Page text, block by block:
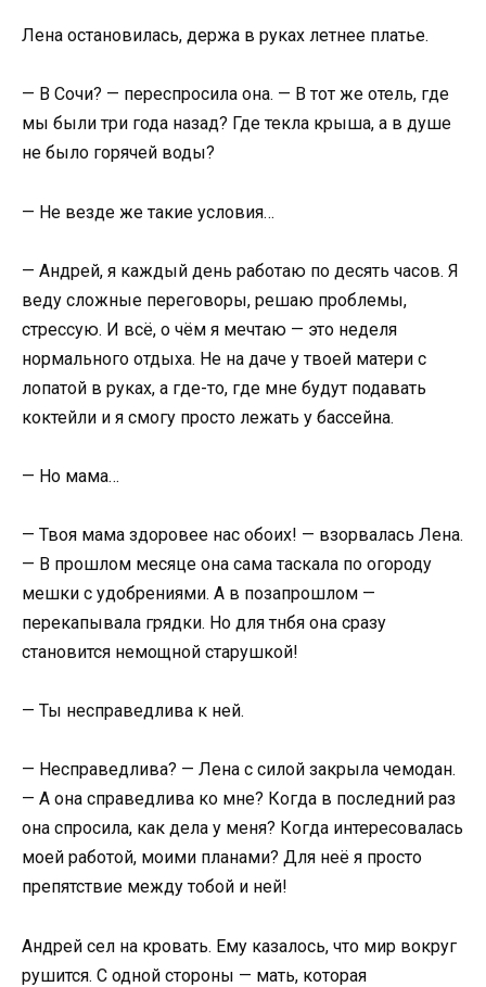
Лена остановилась, держа в руках летнее платье.
— В Сочи? — переспросила она. — В тот же отель, где
мы были три года назад? Где текла крыша, а в душе
не было горячей воды?
— Не везде же такие условия…
— Андрей, я каждый день работаю по десять часов. Я
веду сложные переговоры, решаю проблемы,
стрессую. И всё, о чём я мечтаю — это неделя
нормального отдыха. Не на даче у твоей матери с
лопатой в руках, а где-то, где мне будут подавать
коктейли и я смогу просто лежать у бассейна.
— Но мама…
— Твоя мама здоровее нас обоих! — взорвалась Лена.
— В прошлом месяце она сама таскала по огороду
мешки с удобрениями. А в позапрошлом —
перекапывала грядки. Но для тнбя она сразу
становится немощной старушкой!
— Ты несправедлива к ней.
— Несправедлива? — Лена с силой закрыла чемодан.
— А она справедлива ко мне? Когда в последний раз
она спросила, как дела у меня? Когда интересовалась
моей работой, моими планами? Для неё я просто
препятствие между тобой и ней!
Андрей сел на кровать. Ему казалось, что мир вокруг
рушится. С одной стороны — мать, которая